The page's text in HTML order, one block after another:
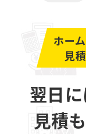
ホー
見
翌日
見積